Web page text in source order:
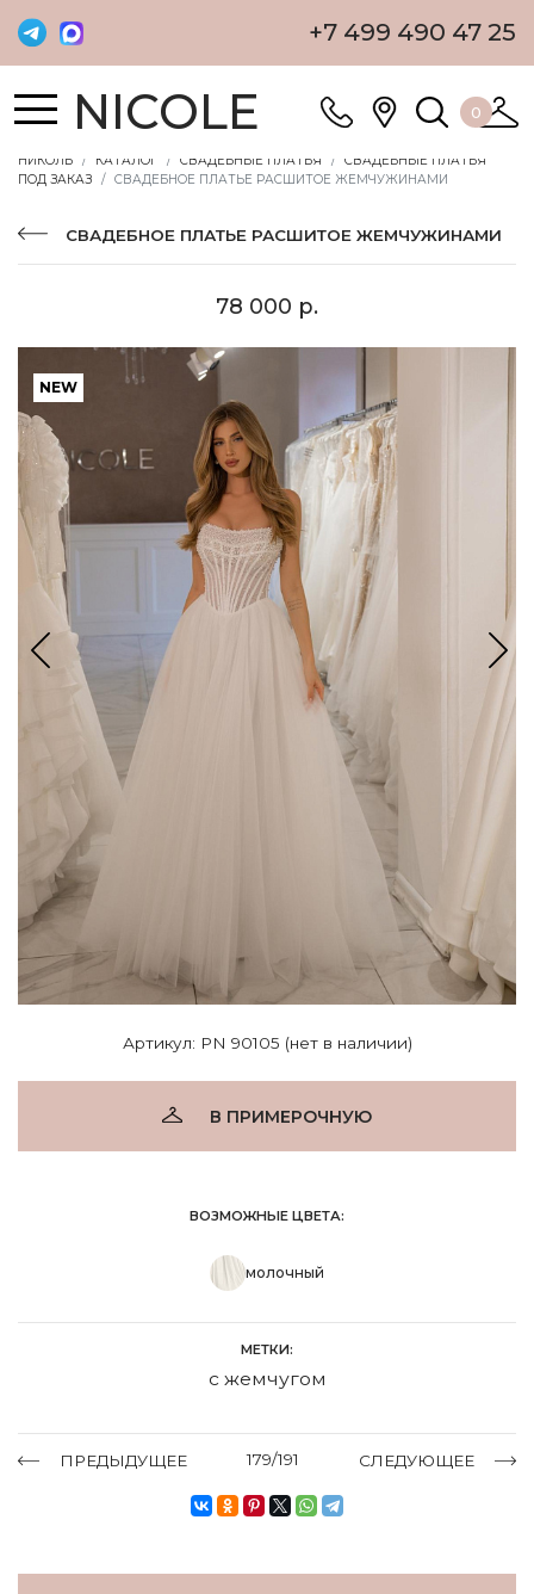
+7 499 490 47 25
NICOLE 0
НИКОЛЬ КАТАЛОГ СВАДЕБНЫЕ ПЛАТЬЯ
СВАДЕБНЫЕ ПЛАТЬЯ
ПОД ЗАКАЗ
СВАДЕБНОЕ ПЛАТЬЕ РАСШИТОЕ ЖЕМЧУЖИНАМИ
СВАДЕБНОЕ ПЛАТЬЕ РАСШИТОЕ ЖЕМЧУЖИНАМИ
78 000 р.
NEW
Артикул: PN 90105 (нет в наличии)
В ПРИМЕРОЧНУЮ
ВОЗМОЖНЫЕ ЦВЕТА:
молочный
МЕТКИ:
с жемчугом
ПРЕДЫДУЩЕЕ 179/191 СЛЕДУЮЩЕЕ